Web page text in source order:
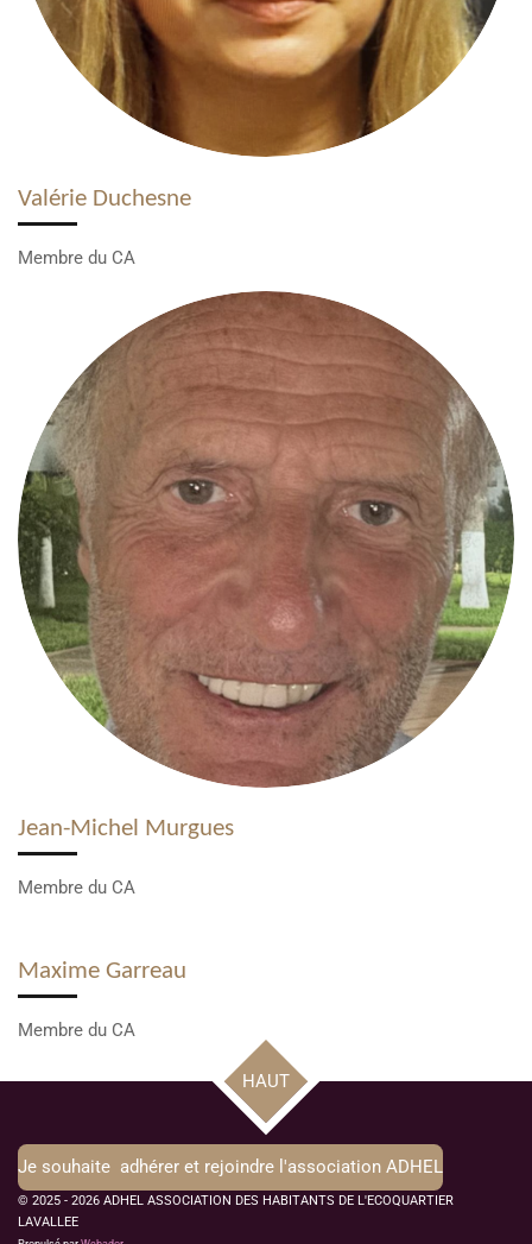
Valérie Duchesne
Membre du CA
Jean-Michel Murgues
Membre du CA
Maxime Garreau
Membre du CA
HAUT
Je souhaite adhérer et rejoindre l'association ADHEL
© 2025 - 2026 ADHEL ASSOCIATION DES HABITANTS DE L'ECOQUARTIER
LAVALLEE